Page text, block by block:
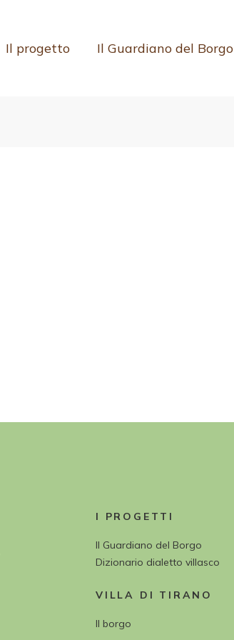
Il progetto Il Guardiano del Borgo
I PROGETTI
Il Guardiano del Borgo
Dizionario dialetto villasco
VILLA DI TIRANO
Il borgo